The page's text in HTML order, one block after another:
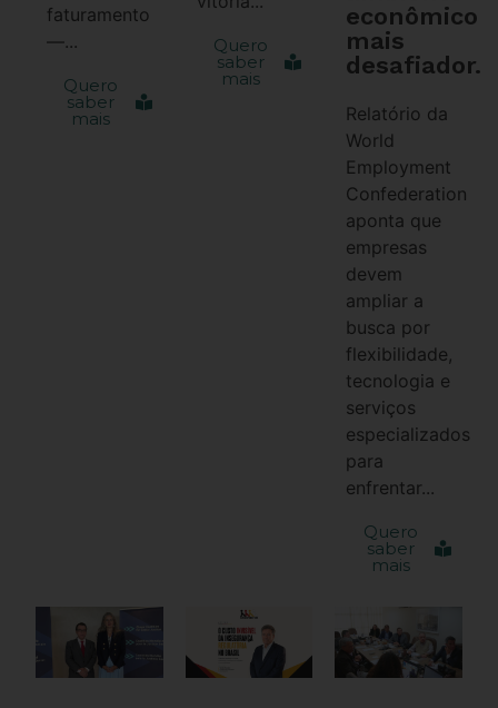
faturamento
—...
Quero
saber
mais
Quero
saber
mais
econômico
mais
desafiador.
Relatório da
World
Employment
Confederation
aponta que
empresas
devem
ampliar a
busca por
flexibilidade,
tecnologia e
serviços
especializados
para
enfrentar...
Quero
saber
mais